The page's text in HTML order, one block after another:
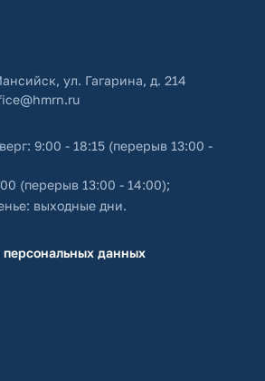
ул. Гагарина, д. 214
9:00 - 18:15 (перерыв 13:00 -
(перерыв 13:00 - 14:00);
выходные дни.
данных